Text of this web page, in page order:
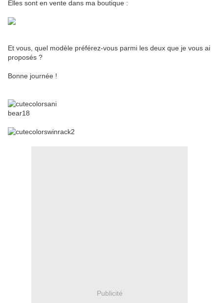
Elles sont en vente dans ma boutique :
Et vous, quel modèle préférez-vous parmi les deux que je vous ai
proposés ?
Bonne journée !
Publicité